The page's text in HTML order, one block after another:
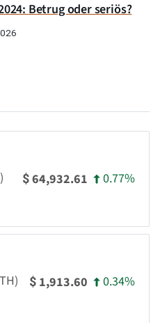
Betrug oder seriös?
$64,932.61 0.77%
$ 1,913.60 0.34%